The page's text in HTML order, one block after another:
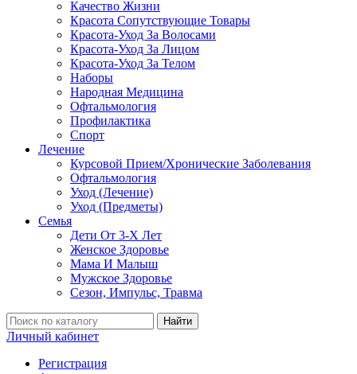
Качество Жизни
Красота Сопутствующие Товары
Красота-Уход За Волосами
Красота-Уход За Лицом
Красота-Уход За Телом
Наборы
Народная Медицина
Офтальмология
Профилактика
Спорт
Лечение
Курсовой Прием/Хронические Заболевания
Офтальмология
Уход (Лечение)
Уход (Предметы)
Семья
Дети От 3-Х Лет
Женское Здоровье
Мама И Малыш
Мужское Здоровье
Сезон, Импульс, Травма
Найти
Личный кабинет
Регистрация